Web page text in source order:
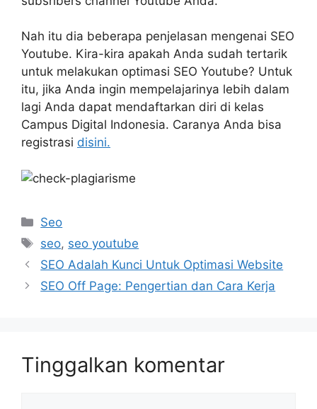
Nah itu dia beberapa penjelasan mengenai SEO
Youtube. Kira-kira apakah Anda sudah tertarik
untuk melakukan optimasi SEO Youtube? Untuk
itu, jika Anda ingin mempelajarinya lebih dalam
lagi Anda dapat mendaftarkan diri di kelas
Campus Digital Indonesia. Caranya Anda bisa
registrasi disini.
Kategori
Seo
Tag
seo, seo youtube
SEO Adalah Kunci Untuk Optimasi Website
SEO Off Page: Pengertian dan Cara Kerja
Tinggalkan komentar